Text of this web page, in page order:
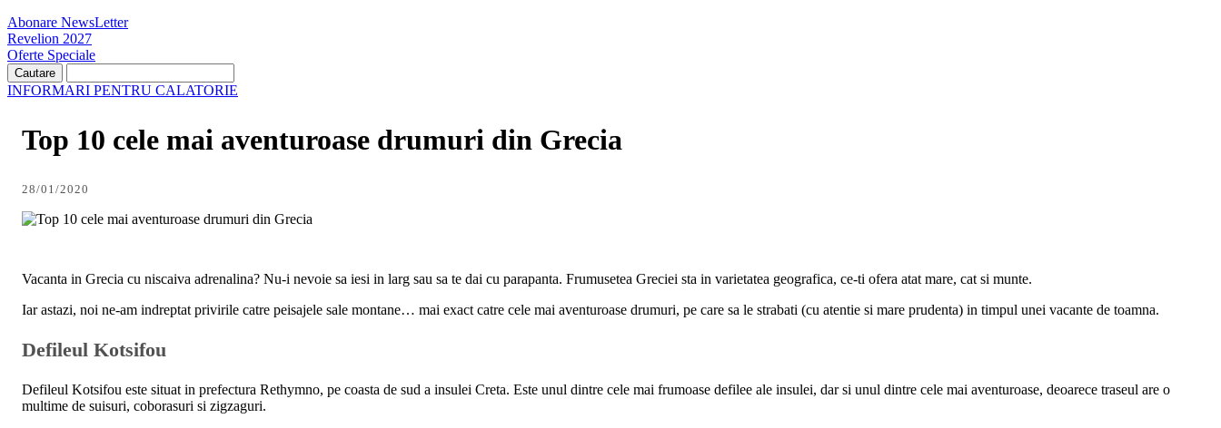
Abonare NewsLetter
Revelion 2027
Oferte Speciale
INFORMARI PENTRU CALATORIE
Top 10 cele mai aventuroase drumuri din Grecia
28/01/2020
Vacanta in Grecia cu niscaiva adrenalina? Nu-i nevoie sa iesi in larg sau sa te dai cu parapanta. Frumusetea Greciei sta in varietatea geografica, ce-ti ofera atat mare, cat si munte.
Iar astazi, noi ne-am indreptat privirile catre peisajele sale montane… mai exact catre cele mai aventuroase drumuri, pe care sa le strabati (cu atentie si mare prudenta) in timpul unei vacante de toamna.
Defileul Kotsifou
Defileul Kotsifou este situat in prefectura Rethymno, pe coasta de sud a insulei Creta. Este unul dintre cele mai frumoase defilee ale insulei, dar si unul dintre cele mai aventuroase, deoarece traseul are o
multime de suisuri, coborasuri si zigzaguri.